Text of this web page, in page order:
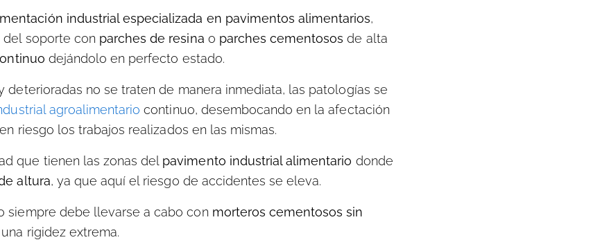
industrial especializada en pavimentos alimentarios,
soporte con parches de resina o parches cementosos de alta
dejándolo en perfecto estado.
deterioradas no se traten de manera inmediata, las patologías se
agroalimentario continuo, desembocando en la afectación
riesgo los trabajos realizados en las mismas.
que tienen las zonas del pavimento industrial alimentario donde
altura, ya que aquí el riesgo de accidentes se eleva.
siempre debe llevarse a cabo con morteros cementosos sin
rigidez extrema.